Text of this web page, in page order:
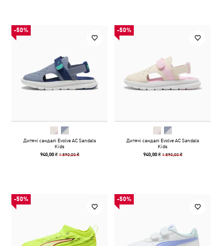
-50%
Дитячі сандалі Evolve AC Sandals
Kids
940,00 ₴ 1 890,00 ₴
-50%
Дитячі сандалі Evolve AC Sandals
Kids
940,00 ₴ 1 890,00 ₴
-50% -50%